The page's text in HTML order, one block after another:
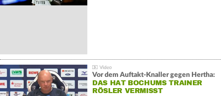
Vor dem Auftakt-Knaller gegen Hertha:
DAS HAT BOCHUMS TRAINER
RÖSLER VERMISST